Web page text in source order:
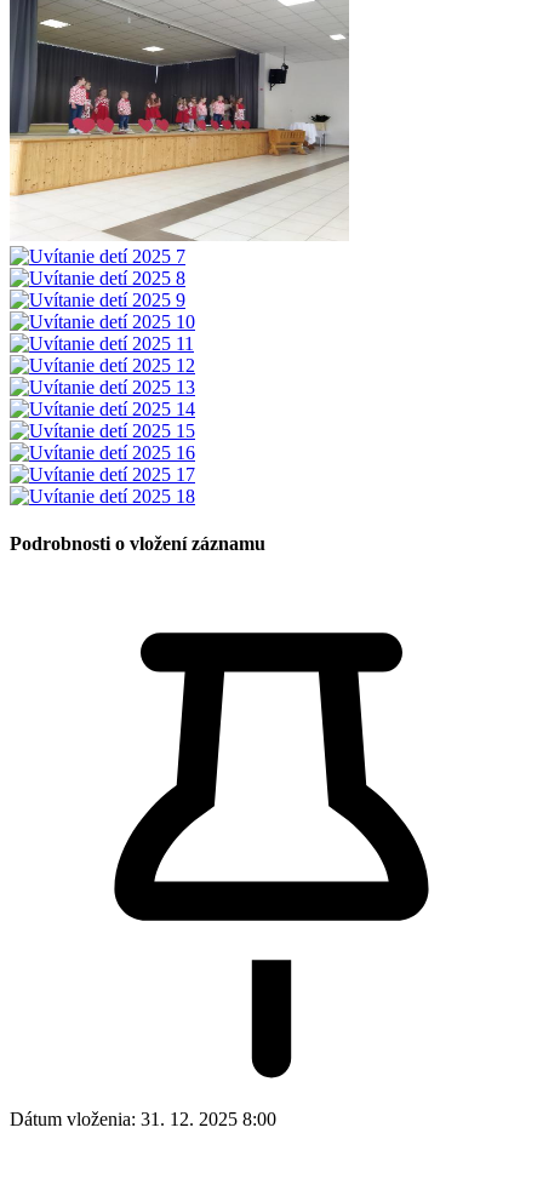
Podrobnosti o vložení záznamu
Dátum vloženia: 31. 12. 2025 8:00